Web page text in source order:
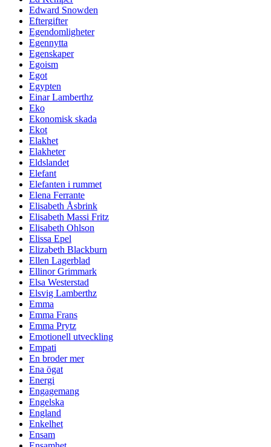
Edward Snowden
Eftergifter
Egendomligheter
Egennytta
Egenskaper
Egoism
Egot
Egypten
Einar Lamberthz
Eko
Ekonomisk skada
Ekot
Elakhet
Elakheter
Eldslandet
Elefant
Elefanten i rummet
Elena Ferrante
Elisabeth Åsbrink
Elisabeth Massi Fritz
Elisabeth Ohlson
Elissa Epel
Elizabeth Blackburn
Ellen Lagerblad
Ellinor Grimmark
Elsa Westerstad
Elsvig Lamberthz
Emma
Emma Frans
Emma Prytz
Emotionell utveckling
Empati
En broder mer
Ena ögat
Energi
Engagemang
Engelska
England
Enkelhet
Ensam